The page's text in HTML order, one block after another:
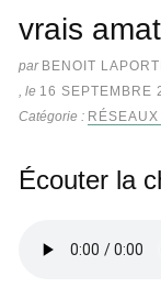
vrais
par BENOIT
, le 16 SEPTEMBRE
Catégorie :
Écouter la